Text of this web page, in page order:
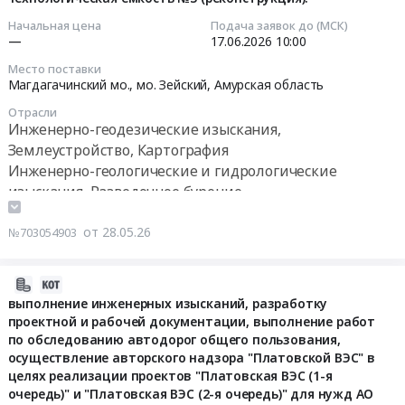
Начальная цена
—
Подача заявок до (МСК)
17.06.2026 10:00
Место поставки
Магдагачинский мо., мо. Зейский, Амурская область
Отрасли
Инженерно-геодезические изыскания,
Землеустройство, Картография
Инженерно-геологические и гидрологические
изыскания, Разведочное бурение
Инженерно-экологические изыскания
№703054903 от 28.05.26
выполнение инженерных изысканий, разработку
проектной и рабочей документации, выполнение работ
по обследованию автодорог общего пользования,
осуществление авторского надзора "Платовской ВЭС" в
целях реализации проектов "Платовская ВЭС (1-я
очередь)" и "Платовская ВЭС (2-я очередь)" для нужд АО